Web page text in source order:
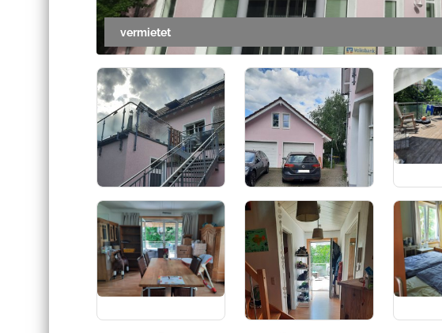
vermietet